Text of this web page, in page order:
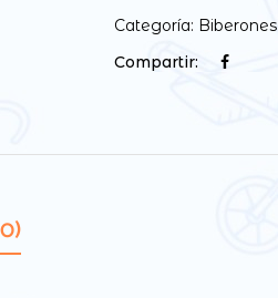
Categoría: Biberones
Compartir: